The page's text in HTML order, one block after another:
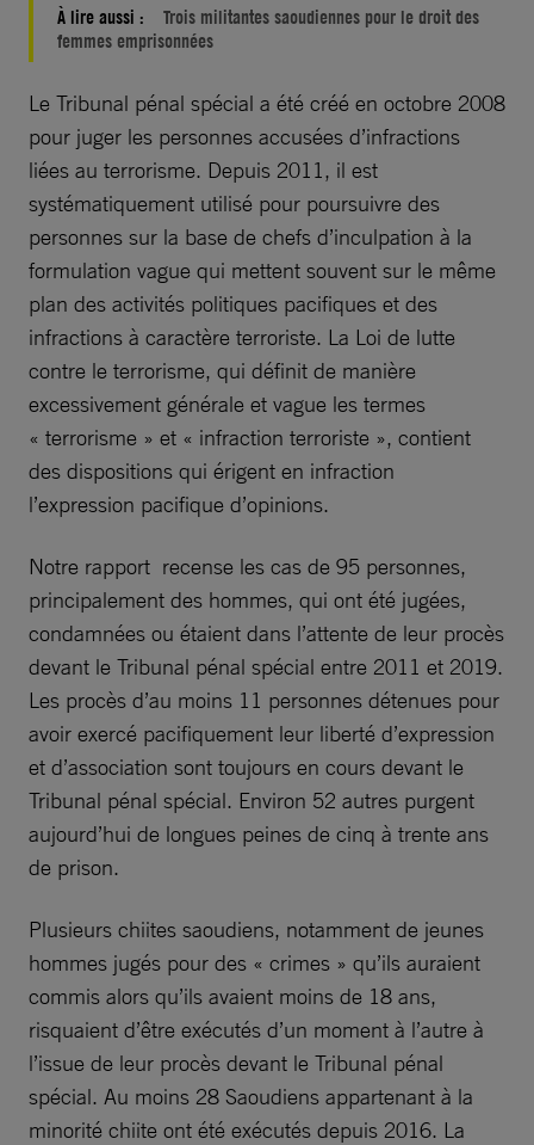
À lire aussi :
Trois militantes saoudiennes pour le droit des
femmes emprisonnées
Le Tribunal pénal spécial a été créé en octobre 2008
pour juger les personnes accusées d’infractions
liées au terrorisme. Depuis 2011, il est
systématiquement utilisé pour poursuivre des
personnes sur la base de chefs d’inculpation à la
formulation vague qui mettent souvent sur le même
plan des activités politiques pacifiques et des
infractions à caractère terroriste. La Loi de lutte
contre le terrorisme, qui définit de manière
excessivement générale et vague les termes
« terrorisme » et « infraction terroriste », contient
des dispositions qui érigent en infraction
l’expression pacifique d’opinions.
Notre rapport recense les cas de 95 personnes,
principalement des hommes, qui ont été jugées,
condamnées ou étaient dans l’attente de leur procès
devant le Tribunal pénal spécial entre 2011 et 2019.
Les procès d’au moins 11 personnes détenues pour
avoir exercé pacifiquement leur liberté d’expression
et d’association sont toujours en cours devant le
Tribunal pénal spécial. Environ 52 autres purgent
aujourd’hui de longues peines de cinq à trente ans
de prison.
Plusieurs chiites saoudiens, notamment de jeunes
hommes jugés pour des « crimes » qu’ils auraient
commis alors qu’ils avaient moins de 18 ans,
risquaient d’être exécutés d’un moment à l’autre à
l’issue de leur procès devant le Tribunal pénal
spécial. Au moins 28 Saoudiens appartenant à la
minorité chiite ont été exécutés depuis 2016. La